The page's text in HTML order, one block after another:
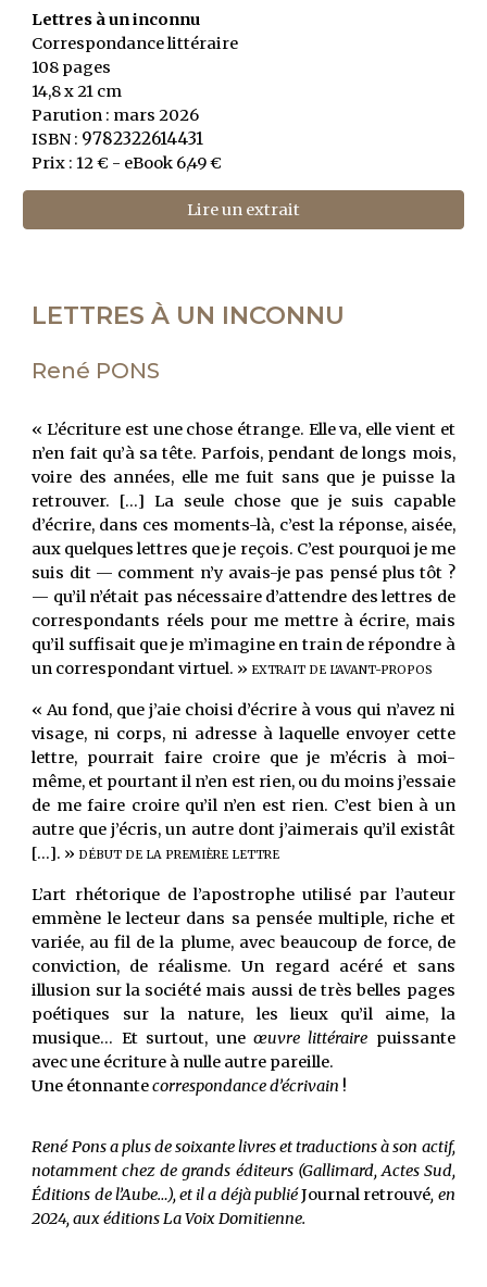
Lettres à un inconnu
Correspondancelittéraire
108 pages
14,8 x 21 cm
Parution : mars2026
ISBN : 9782322614431
Prix : 12 € - eBook 6,49 €
Lire un extrait
LETTRES À UN INCONNU
René PONS
« L’écriture est une chose étrange. Elle va, elle vient et
n’en fait qu’à sa tête. Parfois, pendant de longs mois,
voire des années, elle me fuit sans que je puisse la
retrouver. [...] La seule chose que je suis capable
d’écrire, dans ces moments-là, c’est la réponse, aisée,
aux quelques lettres que je reçois. C’est pourquoi je me
suis dit — comment n’y avais-je pas pensé plus tôt ?
— qu’il n’était pas nécessaire d’attendre des lettres de
correspondants réels pour me mettre à écrire, mais
qu’il suffisait que je m’imagine en train de répondre à
un correspondant virtuel. » EXTRAIT DE L'AVANT-PROPOS
« Au fond, que j’aie choisi d’écrire à vous qui n’avez ni
visage, ni corps, ni adresse à laquelle envoyer cette
lettre, pourrait faire croire que je m’écris à moi-
même, et pourtant il n’en est rien, ou du moins j’essaie
de me faire croire qu’il n’en est rien. C’est bien à un
autre que j’écris, un autre dont j’aimerais qu’il existât
[...]. » DÉBUT DE LA PREMIÈRE LETTRE
L’art rhétorique de l’apostrophe utilisé par l’auteur
emmène le lecteur dans sa pensée multiple, riche et
variée, au fil de la plume, avec beaucoup de force, de
conviction, de réalisme. Un regard acéré et sans
illusion sur la société mais aussi de très belles pages
poétiques sur la nature, les lieux qu’il aime, la
musique... Et surtout, une œuvre littéraire puissante
avec une écriture à nulle autre pareille.
Une étonnantecorrespondance d’écrivain !
René Pons a plus de soixante livres et traductions à son actif,
notamment chez de grands éditeurs (Gallimard, Actes Sud,
Éditions de l’Aube…), et il a déjà publiéJournal retrouvé, en
2024, aux éditions La Voix Domitienne.